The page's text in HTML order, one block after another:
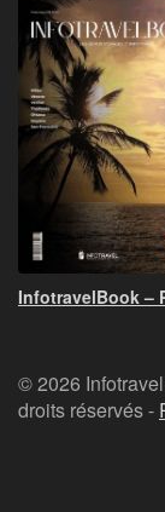
InfotravelBook –
© 2026
droits réservés -